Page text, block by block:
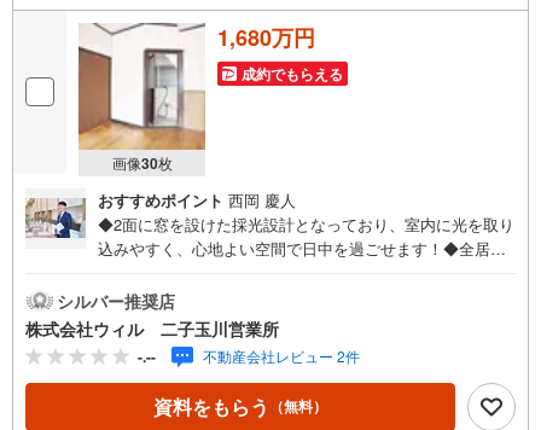
画像30枚
1,680万円
成約でもらえる
おすすめポイント 西岡 慶人
◆2面に窓を設けた採光設計となっており、室内に光を取り
込みやすく、心地よい空間で日中を過ごせます！◆全居室
片付けてお部屋を広く使えます！◆壁面キッチンを採用。
限られたダイニングスペースを無駄なくレイアウトして有
効的に活用できます！◆上下階を移動する階段がダイニン
グに隣接しており、日々の外出や帰宅の際にも家族が自然
と顔を合わせられます！◆2階にベランダが確保されてお
り、取り込んだお洗濯物やお布団を、同じ階の各居室へス
シルバー推奨店
株式会社ウィル 二子玉川営業所
-.-- 不動産会社レビュー 2件
資料をもらう （無料）